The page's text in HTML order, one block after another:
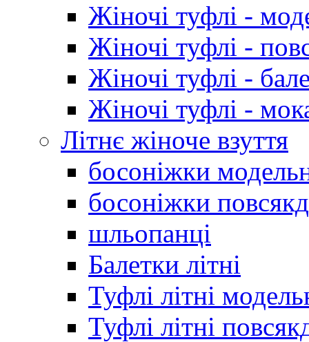
Жіночі туфлі -
Жіночі туфлі -
Жіночі туфлі -
Жіночі туфлі -
Літнє жіноче взуття
босоніжки
босоніжки
шльопанці
Балетки літні
Туфлі літні
Туфлі літні